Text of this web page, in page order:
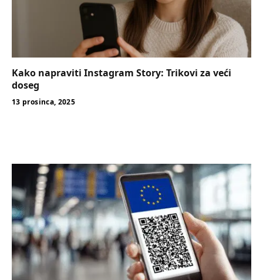
Kako napraviti Instagram Story: Trikovi za veći
doseg
13 prosinca, 2025